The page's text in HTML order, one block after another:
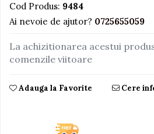
Motociclete
Muzica si instrumente
Pistoale
Plastilina
Cod Produs: 9484
Ai nevoie de ajutor? 0725655059
La achizitionarea acestui
comenzile viitoare
Adauga la Favorite Cere